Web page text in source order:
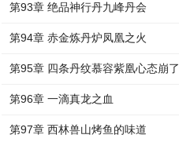
第93章 绝品神行丹九峰丹会
第94章 赤金炼丹炉凤凰之火
第95章 四条丹纹慕容紫凰心态崩了
第96章 一滴真龙之血
第97章 西林兽山烤鱼的味道